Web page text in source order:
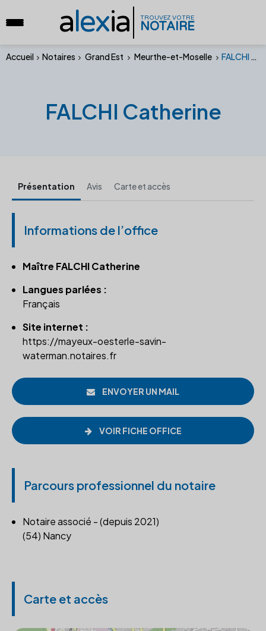
alexia TROUVEZ VOTRE
NOTAIRE
Accueil Notaires Grand Est Meurthe-et-Moselle FALCHI Catherine
FALCHI Catherine
Présentation Avis Carte et accès
Informations de l’office
Maître FALCHI Catherine
Langues parlées :
Français
Site internet :
https://mayeux-oesterle-savin-
waterman.notaires.fr
ENVOYER UN MAIL
VOIR FICHE OFFICE
Parcours professionnel du notaire
Notaire associé - (depuis 2021)
(54) Nancy
Carte et accès